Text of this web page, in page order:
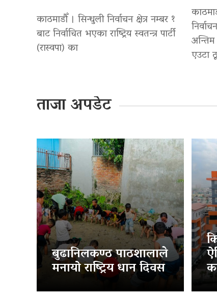
काठमाडौँ । सिन्धुली निर्वाचन क्षेत्र नम्बर १
बाट निर्वाचित भएका राष्ट्रिय स्वतन्त्र पार्टी
(रास्वपा) का एउटा
ताजा अपडेट
बुढानिलकण्ठ पाठशालाले
मनायो राष्ट्रिय धान दिवस